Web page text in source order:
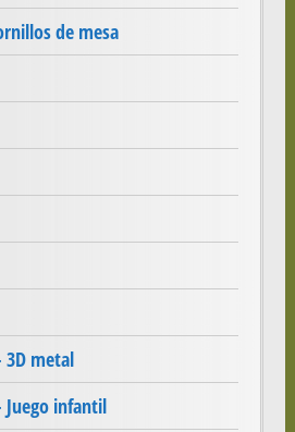
de mesa
3D metal
infantil